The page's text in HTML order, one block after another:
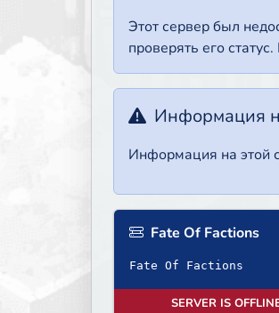
Этот сервер был
проверять его
Информация
Информация на этой
Fate Of Factions
Fate Of Factions
SERVER IS